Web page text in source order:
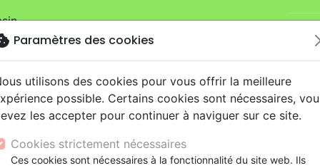
Je
sur la boutiqueLa Maison de la Bible Suisse
NouveautésBibles
Paramètres des cookies
utilisons des cookies pour vous offrir la meilleure
possible. Certains cookies sont nécessaires,
les accepter pour continuer à naviguer sur ce site.
Cookies strictement nécessaires
Ces cookies sont nécessaires à la fonctionnalité du site web. Ils